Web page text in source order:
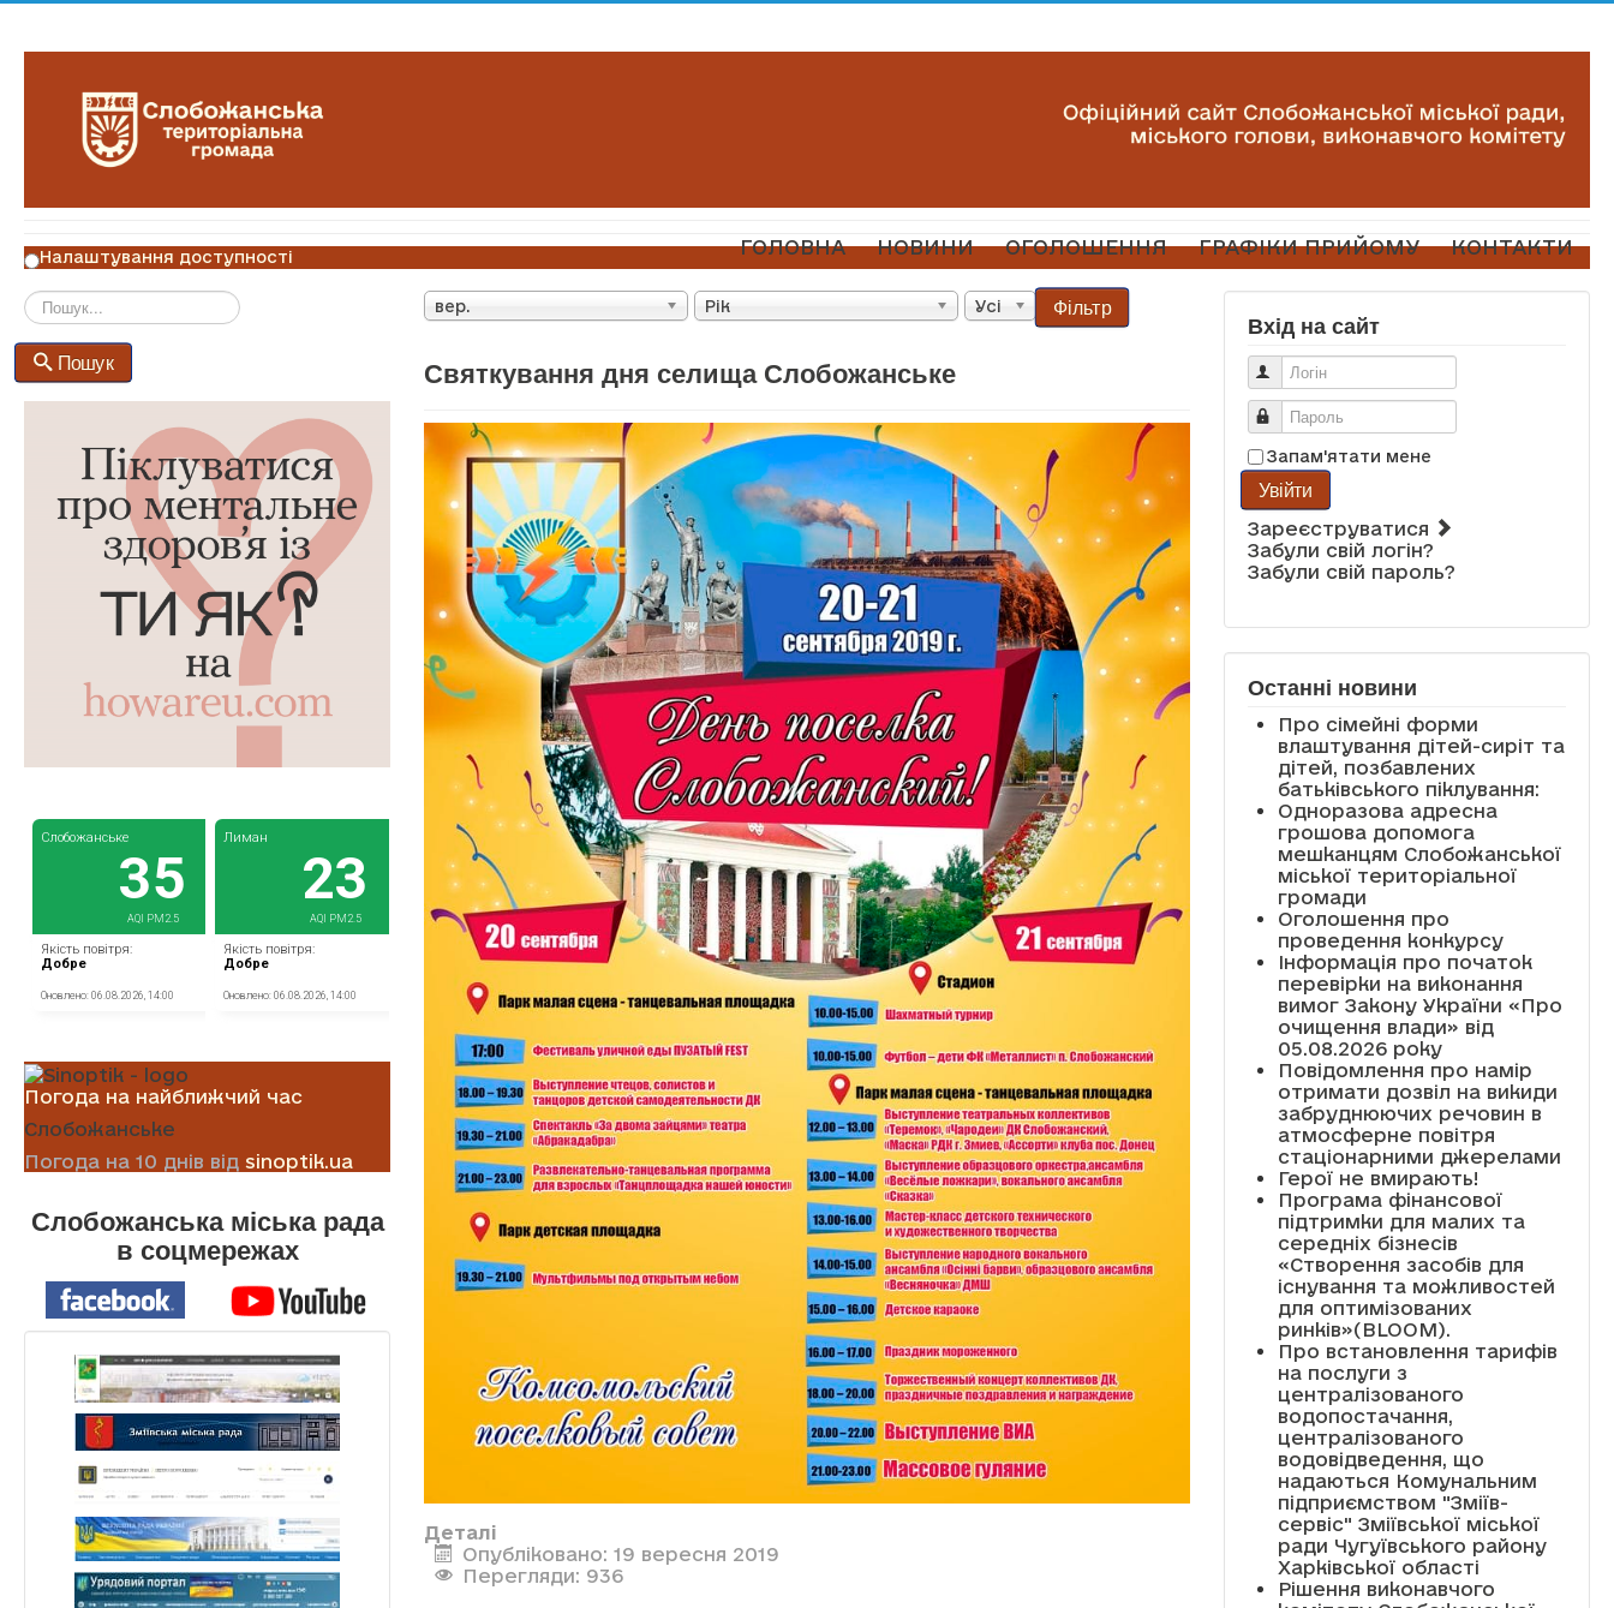
ГОЛОВНА НОВИНИ ОГОЛОШЕННЯ ГРАФІКИ ПРИЙОМУ КОНТАКТИ
Налаштування доступності
Пошук
Погода на найближчий час
Слобожанське
Погода на 10 днів від sinoptik.ua
Слобожанська міська рада
в соцмережах
вер. Рік Усі Фільтр
Святкування дня селища Слобожанське
Деталі
Опубліковано: 19 вересня 2019
Перегляди: 936
Вхід на сайт
Логін
Пароль
Запам'ятати мене
Увійти
Зареєструватися
Забули свій логін?
Забули свій пароль?
Останні новини
Про сімейні форми
влаштування дітей-сиріт та
дітей, позбавлених
батьківського піклування:
Одноразова адресна
грошова допомога
мешканцям Слобожанської
міської територіальної
громади
Оголошення про
проведення конкурсу
Інформація про початок
перевірки на виконання
вимог Закону України «Про
очищення влади» від
05.08.2026 року
Повідомлення про намір
отримати дозвіл на викиди
забруднюючих речовин в
атмосферне повітря
стаціонарними джерелами
Герої не вмирають!
Програма фінансової
підтримки для малих та
середніх бізнесів
«Створення засобів для
існування та можливостей
для оптимізованих
ринків»(BLOOM).
Про встановлення тарифів
на послуги з
централізованого
водопостачання,
централізованого
водовідведення, що
надаються Комунальним
підприємством "Зміїв-
сервіс" Зміївської міської
ради Чугуївського району
Харківської області
Рішення виконавчого